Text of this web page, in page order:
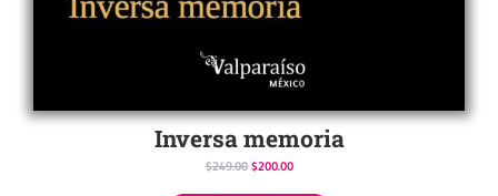
Inversa memoria
$249.00 $200.00